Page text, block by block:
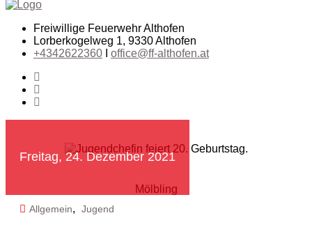
Freiwillige Feuerwehr Althofen
Lorberkogelweg 1, 9330 Althofen
+4342622360
office@ff-althofen.at
Freitag, 24. Dezember 2021
Mölbling
Allgemein, Jugend